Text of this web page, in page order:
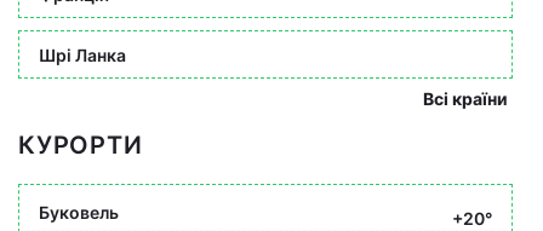
Шрі Ланка
Всі країни
КУРОРТИ
Буковель +20°